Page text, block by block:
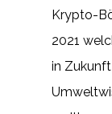
Krypto-
2021
in